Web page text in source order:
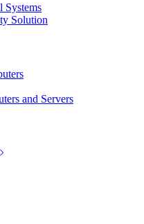
Systems
Solution
and Servers